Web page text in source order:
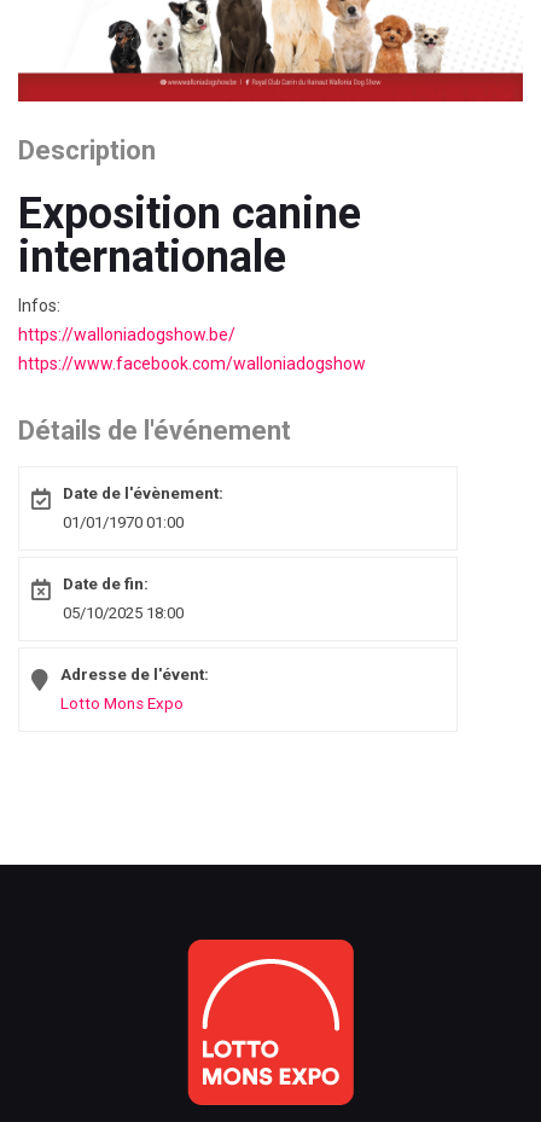
Description
Exposition canine
internationale
Infos:
https://walloniadogshow.be/
https://www.facebook.com/walloniadogshow
Détails de l'événement
Date de l'évènement:
01/01/1970 01:00
Date de fin:
05/10/2025 18:00
Adresse de l'évent:
Lotto Mons Expo